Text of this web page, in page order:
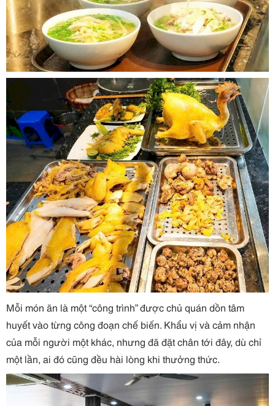
Mỗi món ăn là một “công trình” được chủ quán dồn tâm
huyết vào từng công đoạn chế biến. Khẩu vị và cảm nhận
của mỗi người một khác, nhưng đã đặt chân tới đây, dù chỉ
một lần, ai đó cũng đều hài lòng khi thưởng thức.